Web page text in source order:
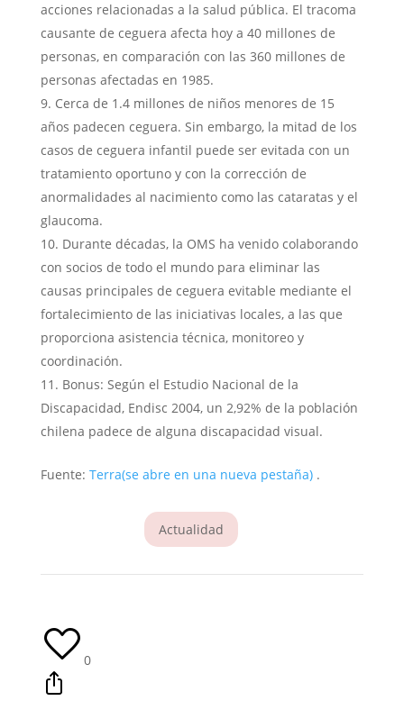
acciones relacionadas a la salud pública. El tracoma
causante de ceguera afecta hoy a 40 millones de
personas, en comparación con las 360 millones de
personas afectadas en 1985.
Cerca de 1.4 millones de niños menores de 15
años padecen ceguera. Sin embargo, la mitad de los
casos de ceguera infantil puede ser evitada con un
tratamiento oportuno y con la corrección de
anormalidades al nacimiento como las cataratas y el
glaucoma.
Durante décadas, la OMS ha venido colaborando
con socios de todo el mundo para eliminar las
causas principales de ceguera evitable mediante el
fortalecimiento de las iniciativas locales, a las que
proporciona asistencia técnica, monitoreo y
coordinación.
Bonus: Según el Estudio Nacional de la
Discapacidad, Endisc 2004, un 2,92% de la población
chilena padece de alguna discapacidad visual.
Fuente: Terra(se abre en una nueva pestaña) .
Actualidad
0